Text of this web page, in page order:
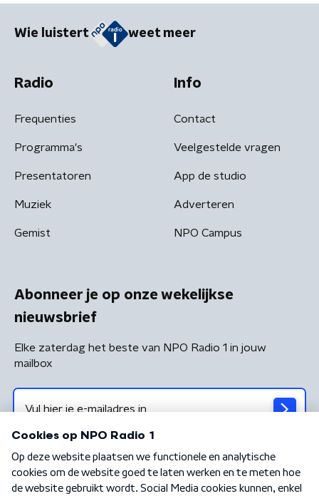
Wie luistert weet meer
Radio
Frequenties
Programma's
Presentatoren
Muziek
Gemist
Info
Contact
Veelgestelde vragen
App de studio
Adverteren
NPO Campus
Abonneer je op onze wekelijkse
nieuwsbrief
Elke zaterdag het beste van NPO Radio 1 in jouw
mailbox